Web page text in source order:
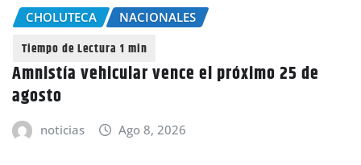
CHOLUTECA NACIONALES
Amnistía vehicular vence el próximo 25 de
agosto
noticias Ago 8, 2026